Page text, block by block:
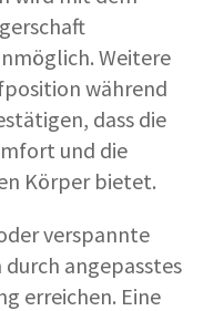
Weitere
während
dass die
und die
Körper bietet.
verspannte
angepasstes
erreichen. Eine